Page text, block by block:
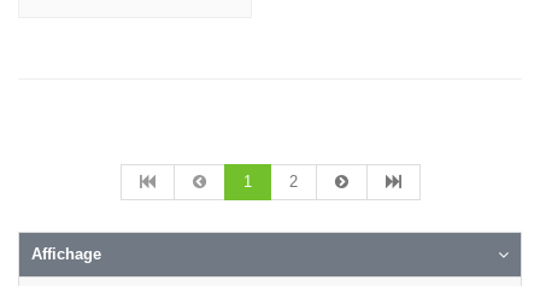
1 2
Affichage